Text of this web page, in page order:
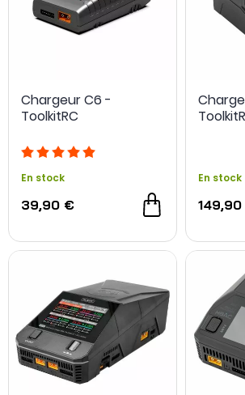
Chargeur C6 -
ToolkitRC
En stock
39,90 €
En stock